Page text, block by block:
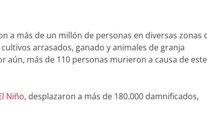
a más de un millón de personas en diversas zonas
arrasados, ganado y animales de granja
aún, más de 110 personas murieron a causa de este
Niño, desplazaron a más de 180.000 damnificados,